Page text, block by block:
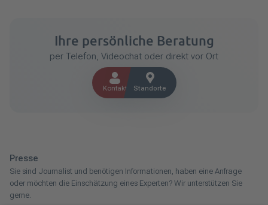
Ihre persönliche Beratung
per Telefon, Videochat oder direkt vor Ort
Kontakt Standorte
Presse
Sie sind Journalist und benötigen Informationen, haben eine Anfrage
oder möchten die Einschätzung eines Experten? Wir unterstützen Sie
gerne.